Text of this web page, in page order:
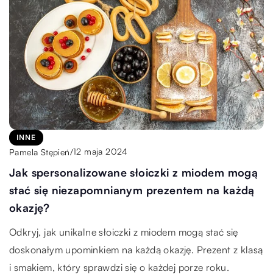
INNE
Pamela Stępień/12 maja 2024
Jak spersonalizowane słoiczki z miodem mogą
stać się niezapomnianym prezentem na każdą
okazję?
Odkryj, jak unikalne słoiczki z miodem mogą stać się
doskonałym upominkiem na każdą okazję. Prezent z klasą
i smakiem, który sprawdzi się o każdej porze roku.